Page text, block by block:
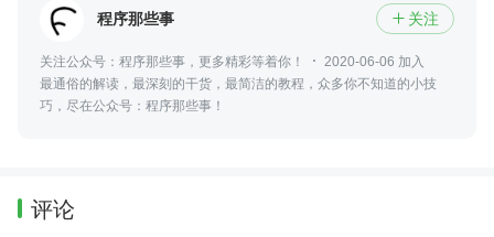
程序那些事  关注
关注公众号：程序那些事，更多精彩等着你！
2020-06-06 加入
最通俗的解读，最深刻的干货，最简洁的教程，众多你不知道的小技
巧，尽在公众号：程序那些事！
评论